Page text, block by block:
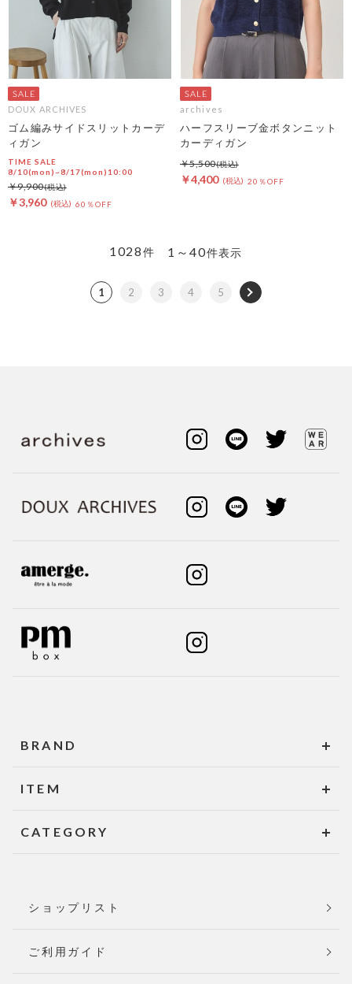
DOUX ARCHIVES
ゴム編みサイドスリットカーデ
ィガン
TIME SALE
8/10(mon)~8/17(mon)10:00
￥3,960 60％OFF
￥9,900
archives
ハーフスリーブ金ボタンニット
カーディガン
￥4,400 20％OFF
￥5,500
1～40件表示
1028件
1 2 3 4 5
BRAND
ITEM
CATEGORY
ショップリスト
ご利用ガイド